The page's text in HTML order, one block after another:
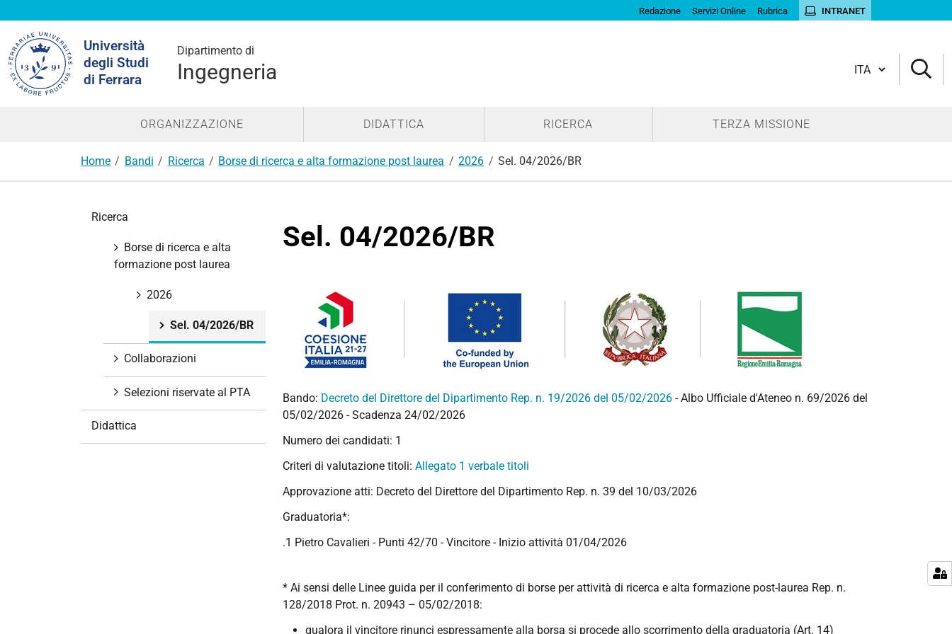
Redazione Servizi Online Rubrica INTRANET
Università
degli Studi
di Ferrara
Dipartimento di
Ingegneria
nel
sito
Cambia lingua
ORGANIZZAZIONE DIDATTICA RICERCA TERZA MISSIONE
Home Bandi Ricerca Borse di ricerca e alta formazione post laurea 2026 Sel. 04/2026/BR
Sel. 04/2026/BR
Bando: Decreto del Direttore del Dipartimento Rep. n. 19/2026 del 05/02/2026 - Albo Ufficiale d'Ateneo n. 69/2026 del
05/02/2026 - Scadenza 24/02/2026
Numero dei candidati: 1
Criteri di valutazione titoli: Allegato 1 verbale titoli
Approvazione atti: Decreto del Direttore del Dipartimento Rep. n. 39 del 10/03/2026
Graduatoria*:
.1 Pietro Cavalieri - Punti 42/70 - Vincitore - Inizio attività 01/04/2026
* Ai sensi delle Linee guida per il conferimento di borse per attività di ricerca e alta formazione post-laurea Rep. n.
128/2018 Prot. n. 20943 – 05/02/2018:
qualora il vincitore rinunci espressamente alla borsa si procede allo scorrimento della graduatoria (Art. 14)
Ricerca
Borse di ricerca e alta
formazione post laurea
2026
Sel. 04/2026/BR
Collaborazioni
Selezioni riservate al PTA
Didattica